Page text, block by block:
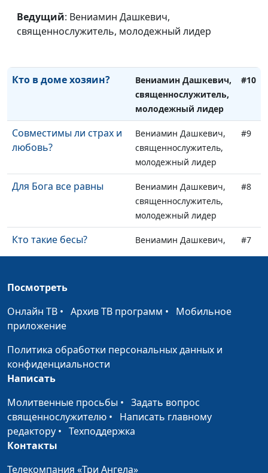
Ведущий: Вениамин Дашкевич,
священнослужитель, молодежный лидер
Одобряет ли Бог
войны?
Вениамин Дашкевич,
священнослужитель,
Кто в доме хозяин?
Вениамин Дашкевич,
священнослужитель,
молодежный лидер
#10
Совместимы ли страх и
любовь?
Вениамин Дашкевич,
священнослужитель,
молодежный лидер
#9
Для Бога все равны
Вениамин Дашкевич,
священнослужитель,
молодежный лидер
#8
Кто такие бесы?
Вениамин Дашкевич,
священнослужитель,
#7
Царство Небесное
священнослужитель,
Развод в Библии
Вениамин Дашкевич,
«Меня ненавидели и
вас будут ненавидеть...»
Вениамин Дашкевич,
священнослужитель,
Истинная вера
священнослужитель,
Посмотреть
Онлайн ТВ • Архив ТВ программ • Мобильное
приложение
Политика обработки персональных данных и
конфиденциальности
Написать
Молитвенные просьбы • Задать вопрос
священнослужителю • Написать главному
редактору • Техподдержка
Контакты
Телекомпания «Три Ангела»